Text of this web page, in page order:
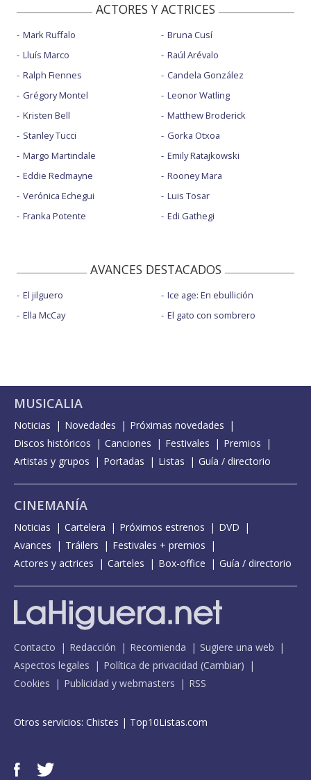
ACTORES Y ACTRICES
Mark Ruffalo
Lluís Marco
Ralph Fiennes
Grégory Montel
Kristen Bell
Stanley Tucci
Margo Martindale
Eddie Redmayne
Verónica Echegui
Franka Potente
Bruna Cusí
Raúl Arévalo
Candela González
Leonor Watling
Matthew Broderick
Gorka Otxoa
Emily Ratajkowski
Rooney Mara
Luis Tosar
Edi Gathegi
AVANCES DESTACADOS
El jilguero
Ella McCay
Ice age: En ebullición
El gato con sombrero
MUSICALIA
Noticias Novedades
Próximas novedades
Discos históricos
Canciones Festivales
Premios
Artistas y grupos
Portadas Listas Guía / directorio
CINEMANÍA
Noticias Cartelera Próximos estrenos
DVD
Avances
Tráilers
Festivales + premios
Actores y actrices
Carteles Box-office Guía / directorio
Contacto Redacción Recomienda
Sugiere una web
Aspectos legales
Política de privacidad (Cambiar)
Cookies
Publicidad y webmasters RSS
Otros servicios: Chistes | Top10Listas.com